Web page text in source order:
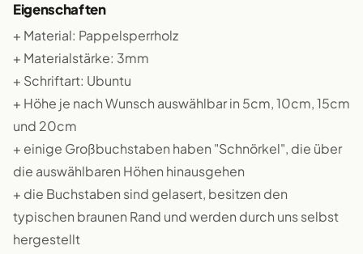
Eigenschaften
+ Material: Pappelsperrholz
+ Materialstärke: 3mm
+ Schriftart: Ubuntu
+ Höhe je nach Wunsch auswählbar in 5cm, 10cm, 15cm
und 20cm
+ einige Großbuchstaben haben "Schnörkel", die über
die auswählbaren Höhen hinausgehen
+ die Buchstaben sind gelasert, besitzen den
typischen braunen Rand und werden durch uns selbst
hergestellt